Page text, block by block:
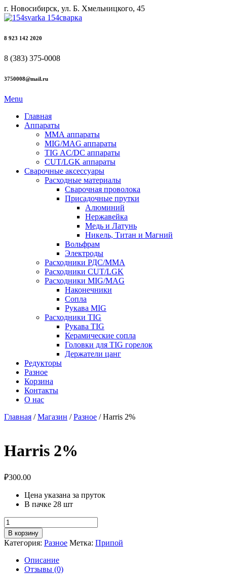
г. Новосибирск, ул. Б. Хмельницкого, 45
8 923 142 2020
8 (383) 375-0008
3750008@mail.ru
Menu
Главная
Аппараты
ММА аппараты
MIG/MAG аппараты
TIG AC/DC аппараты
CUT/LGK аппараты
Сварочные аксессуары
Расходные материалы
Сварочная проволока
Присадочные прутки
Алюминий
Нержавейка
Медь и Латунь
Никель, Титан и Магний
Вольфрам
Электроды
Расходники РДС/MMA
Расходники CUT/LGK
Расходники MIG/MAG
Наконечники
Сопла
Рукава MIG
Расходники TIG
Рукава TIG
Керамические сопла
Головки для TIG горелок
Держатели цанг
Редукторы
Разное
Корзина
Контакты
О нас
Главная /Магазин /Разное / Harris 2%
Harris 2%
₽300.00
Цена указана за пруток
В пачке 28 шт
Количество
товара
Harris
2%
В корзину
Категория: Разное Метка: Припой
Описание
Отзывы (0)